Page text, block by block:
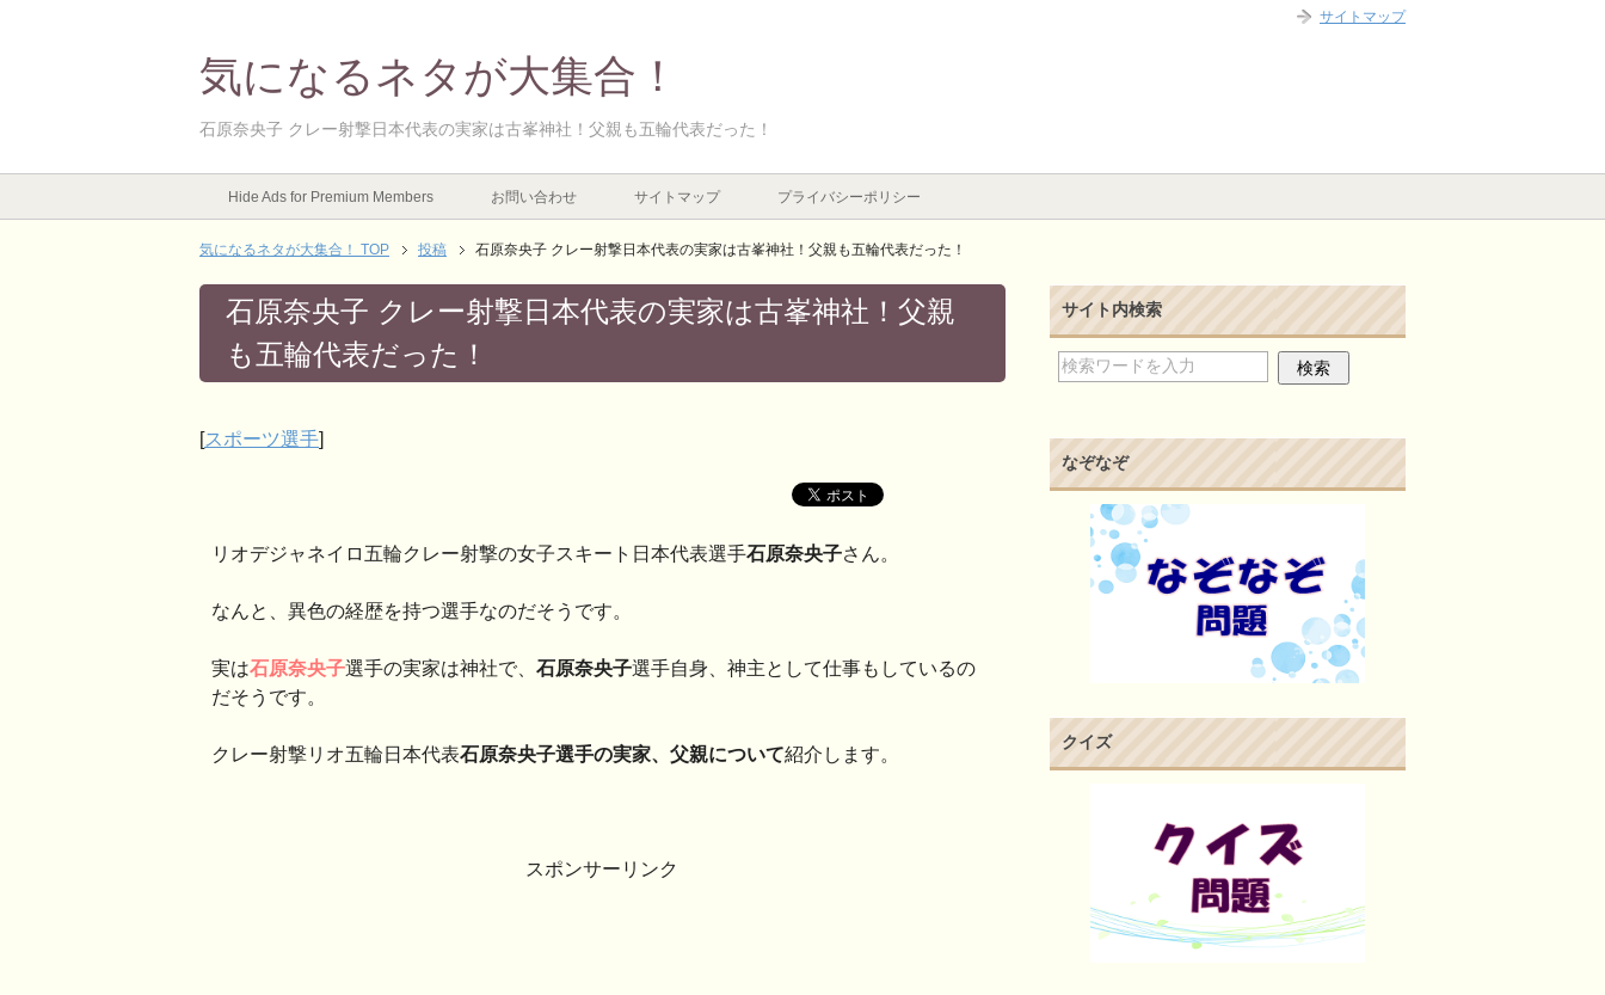
気になるネタが大集合！
石原奈央子 クレー射撃日本代表の実家は古峯神社！父親も五輪代表だった！
Hide Ads for Premium Members お問い合わせ サイトマップ プライバシーポリシー
気になるネタが大集合！ TOP 投稿 石原奈央子 クレー射撃日本代表の実家は古峯神社！父親も五輪代表だった！
石原奈央子 クレー射撃日本代表の実家は古峯神社！父親
も五輪代表だった！
[スポーツ選手]
リオデジャネイロ五輪クレー射撃の女子スキート日本代表選手石原奈央子さん。
なんと、異色の経歴を持つ選手なのだそうです。
実は石原奈央子選手の実家は神社で、 石原奈央子選手自身、神主として仕事もしているの
だそうです。
クレー射撃リオ五輪日本代表石原奈央子選手の実家、父親について紹介します。
スポンサーリンク
サイト内検索
なぞなぞ
クイズ
サイトマップ